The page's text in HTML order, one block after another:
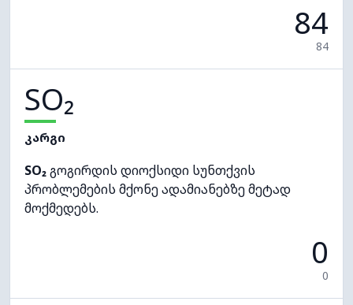
84
84
SO₂
კარგი
SO₂გოგირდის დიოქსიდი სუნთქვის
პრობლემების მქონე ადამიანებზე მეტად
მოქმედებს.
0
0